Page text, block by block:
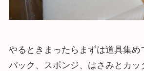
やるときまったらまずは道具集め
パック、スポンジ、はさみとカッ